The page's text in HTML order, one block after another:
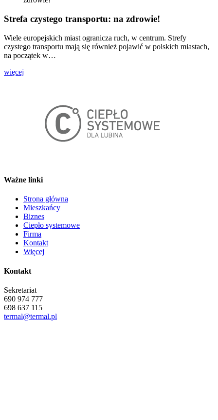
Strefa czystego transportu: na zdrowie!
Wiele europejskich miast ogranicza ruch, w centrum. Strefy
czystego transportu mają się również pojawić w polskich miastach,
na początek w…
więcej
Ważne linki
Strona główna
Mieszkańcy
Biznes
Ciepło systemowe
Firma
Kontakt
Więcej
Kontakt
Sekretariat
690 974 777
698 637 115
termal@termal.pl